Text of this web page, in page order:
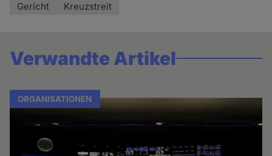
Gericht Kreuzstreit
Verwandte Artikel
ORGANISATIONEN